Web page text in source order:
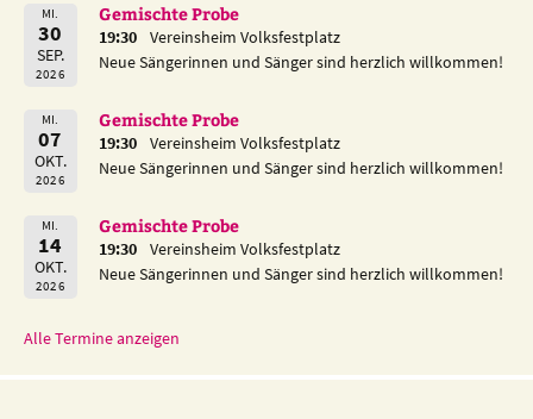
MI.
30
SEP.
2026
Gemischte Probe
19:30
Vereinsheim Volksfestplatz
Neue Sängerinnen und Sänger sind herzlich willkommen!
MI.
07
OKT.
2026
Gemischte Probe
19:30
Vereinsheim Volksfestplatz
Neue Sängerinnen und Sänger sind herzlich willkommen!
MI.
14
OKT.
2026
Gemischte Probe
19:30
Vereinsheim Volksfestplatz
Neue Sängerinnen und Sänger sind herzlich willkommen!
Alle Termine anzeigen